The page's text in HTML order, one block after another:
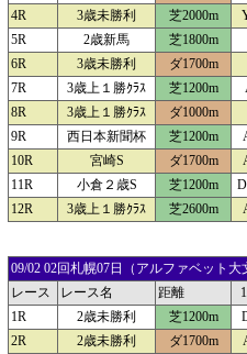
4R
3歳未勝利 芝2000m
5R
2歳新馬
芝1800m
6R
3歳未勝利
ダ1700m
7R
3歳上１勝ｸﾗｽ 芝1200m
8R
3歳上１勝ｸﾗｽ
ダ1000m
9R
西日本新聞杯 芝1200m
10R
宮崎S ダ1700m
11R
小倉２歳S 芝1200m
12R
3歳上１勝ｸﾗｽ 芝2600m
09/02 02回札幌07日（アルファベット
レース
レース名 距離
1R
2歳未勝利 芝1200m
2R
2歳未勝利 ダ1700m